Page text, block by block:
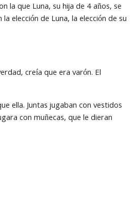
la que Luna, su hija de 4 años, se
elección de Luna, la elección de su
creía que era varón. El
ella. Juntas jugaban con vestidos
con muñecas, que le dieran